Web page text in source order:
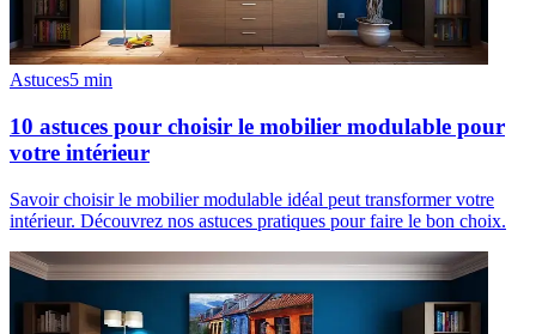
Astuces5 min
10 astuces pour choisir le mobilier modulable pour
votre intérieur
Savoir choisir le mobilier modulable idéal peut transformer votre
intérieur. Découvrez nos astuces pratiques pour faire le bon choix.